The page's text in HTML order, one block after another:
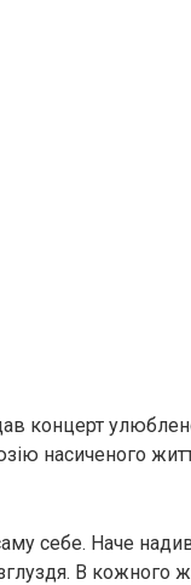
концерт
насиченого
себе. Наче
В кожного